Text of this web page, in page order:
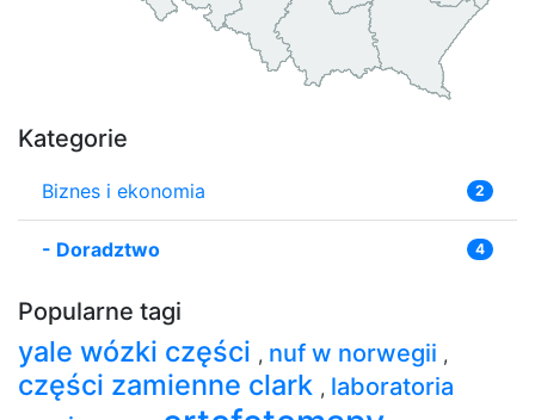
Kategorie
Biznes i ekonomia 2
- Doradztwo 4
Popularne tagi
yale wózki części , nuf w norwegii ,
części zamienne clark , laboratoria